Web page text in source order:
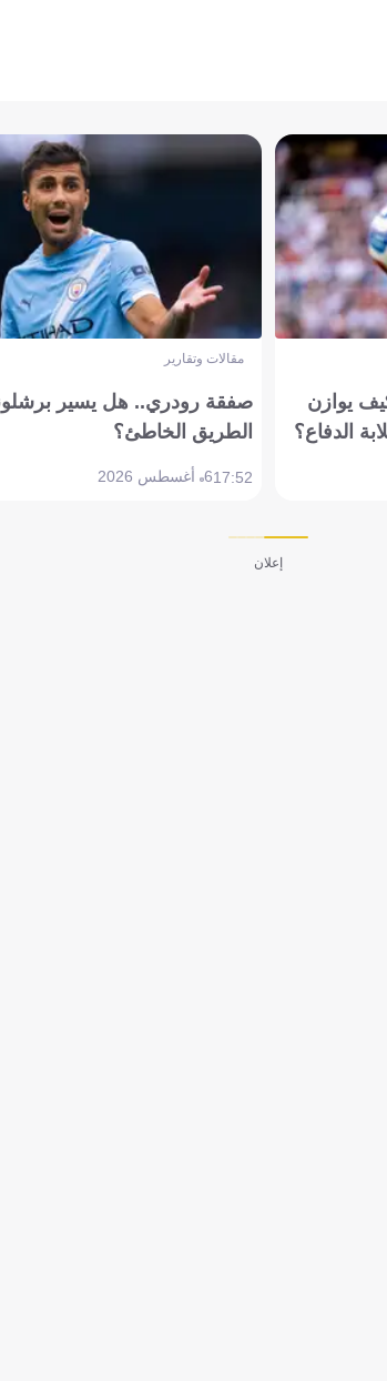
يوازن
الدفاع؟
مقالات وتقارير
صفقة رودري.. هل يسير
الطريق الخاطئ؟
17:526 أغسطس 2026
إعلان